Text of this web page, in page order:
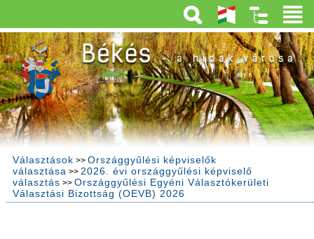
Választások >> Országgyűlési képviselők
választása >> 2026. évi országgyűlési képviselő
választás >> Országgyűlési Egyéni Választókerületi
Választási Bizottság (OEVB) 2026